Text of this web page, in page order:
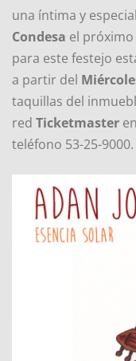
una íntima y
Condesa el próximo
para este festejo
a partir del
taquillas del
red Ticketmaster en
teléfono 53-25-9000.